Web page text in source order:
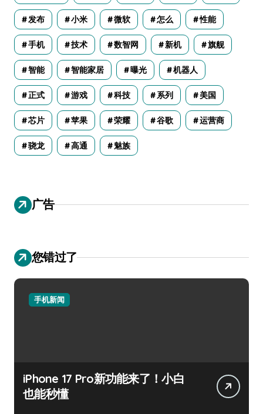
发布 小米 微软 怎么 性能
手机 技术 数智网 新机 旗舰
智能 智能家居 曝光 机器人
正式 游戏 科技 系列 美国
芯片 苹果 荣耀 谷歌 运营商
骁龙 高通 魅族
广告
您错过了
手机新闻
iPhone 17 Pro新功能来了！小白
也能秒懂